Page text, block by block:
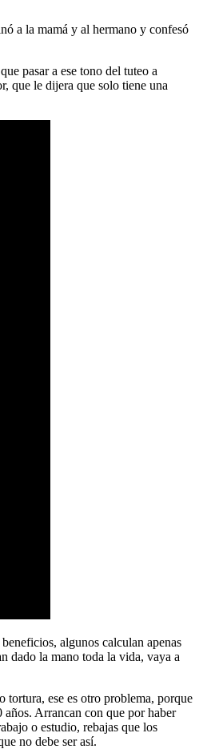
a la mamá y al hermano y confesó
pasar a ese tono del tuteo a
que le dijera que solo tiene una
algunos calculan apenas
dado la mano toda la vida, vaya a
tortura, ese es otro problema, porque
años. Arrancan con que por haber
o estudio, rebajas que los
no debe ser así.